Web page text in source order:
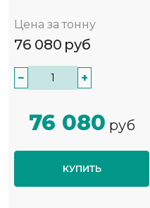
Цена за тонну
76 080 руб
− +
76 080 руб
КУПИТЬ